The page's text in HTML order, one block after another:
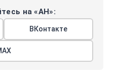
на «АН»:
ВКонтакте